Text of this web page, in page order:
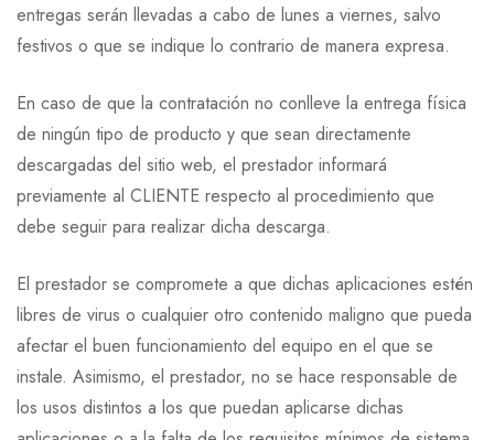
entregas serán llevadas a cabo de lunes a viernes, salvo
festivos o que se indique lo contrario de manera expresa.
En caso de que la contratación no conlleve la entrega física
de ningún tipo de producto y que sean directamente
descargadas del sitio web, el prestador informará
previamente al CLIENTE respecto al procedimiento que
debe seguir para realizar dicha descarga.
El prestador se compromete a que dichas aplicaciones estén
libres de virus o cualquier otro contenido maligno que pueda
afectar el buen funcionamiento del equipo en el que se
instale. Asimismo, el prestador, no se hace responsable de
los usos distintos a los que puedan aplicarse dichas